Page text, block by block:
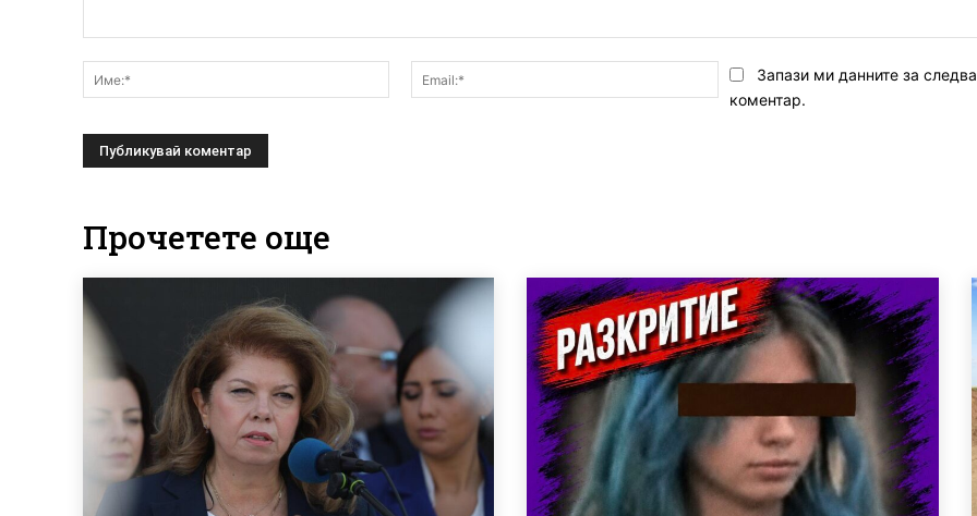
Име:*
Email:*Запази ми данните за
коментар.
Прочетете още